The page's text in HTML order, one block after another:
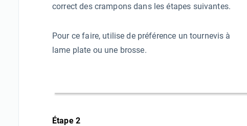
correct des crampons dans les étapes suivantes.
Pour ce faire, utilise de préférence un tournevis à
lame plate ou une brosse.
Étape 2